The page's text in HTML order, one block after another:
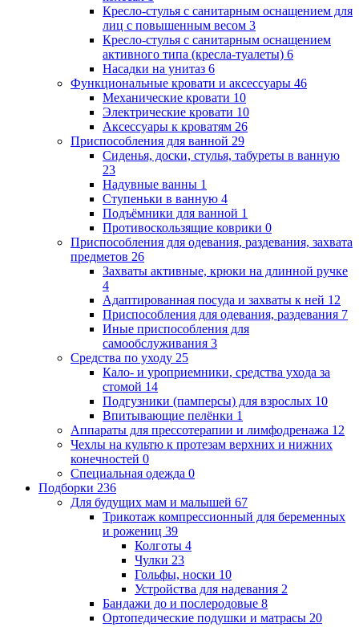
Кресло-стулья с санитарным оснащением для
лиц с повышенным весом 3
Кресло-стулья с санитарным оснащением
активного типа (кресла-туалеты) 6
Насадки на унитаз 6
Функциональные кровати и аксессуары 46
Механические кровати 10
Электрические кровати 10
Аксессуары к кроватям 26
Приспособления для ванной 29
Сиденья, доски, стулья, табуреты в ванную
23
Надувные ванны 1
Ступеньки в ванную 4
Подъёмники для ванной 1
Противоскользящие коврики 0
Приспособления для одевания, раздевания, захвата
предметов 26
Захваты активные, крюки на длинной ручке
4
Адаптированная посуда и захваты к ней 12
Приспособления для одевания, раздевания 7
Иные приспособления для
самообслуживания 3
Средства по уходу 25
Кало- и уроприемники, средства ухода за
стомой 14
Подгузники (памперсы) для взрослых 10
Впитывающие пелёнки 1
Аппараты для прессотерапии и лимфодренажа 12
Чехлы на культю к протезам верхних и нижних
конечностей 0
Специальная одежда 0
Подборки 236
Для будущих мам и малышей 67
Трикотаж компрессионный для беременных
и рожениц 39
Колготы 4
Чулки 23
Гольфы, носки 10
Устройства для надевания 2
Бандажи до и послеродовые 8
Ортопедические подушки и матрасы 20